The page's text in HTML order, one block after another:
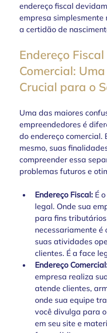
endereço fiscal
empresa simplesmente
a certidão de
Endereço
Comercial:
Crucial para o
Uma das maiores
empreendedores é
do endereço comercial.
mesmo, suas
compreender essa
problemas futuros e
Endereço Fiscal: É
legal. Onde sua
para fins
necessariamente é
suas atividades
clientes. É a face
Endereço
empresa realiza
atende clientes,
onde sua equipe
você divulga para
em seu site e